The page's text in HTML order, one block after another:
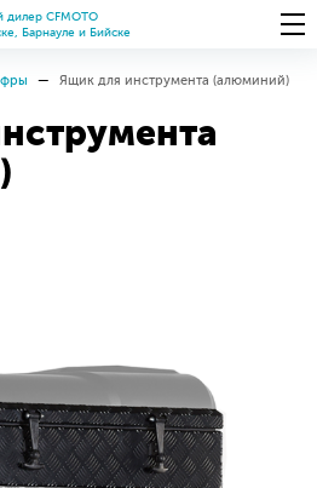
дилер CFMOTO
Барнауле и Бийске
Ящик для инструмента (алюминий)